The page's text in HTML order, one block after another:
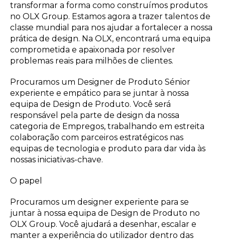
transformar a forma como construímos produtos
no OLX Group. Estamos agora a trazer talentos de
classe mundial para nos ajudar a fortalecer a nossa
prática de design. Na OLX, encontrará uma equipa
comprometida e apaixonada por resolver
problemas reais para milhões de clientes.
Procuramos um Designer de Produto Sénior
experiente e empático para se juntar à nossa
equipa de Design de Produto. Você será
responsável pela parte de design da nossa
categoria de Empregos, trabalhando em estreita
colaboração com parceiros estratégicos nas
equipas de tecnologia e produto para dar vida às
nossas iniciativas-chave.
O papel
Procuramos um designer experiente para se
juntar à nossa equipa de Design de Produto no
OLX Group. Você ajudará a desenhar, escalar e
manter a experiência do utilizador dentro das